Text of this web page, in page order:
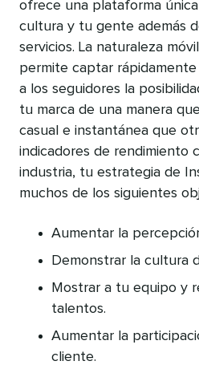
ofrece una plataforma
cultura y tu gente además
servicios. La naturaleza
permite captar
a los seguidores la
tu marca de una manera
casual e instantánea que
indicadores de rendimiento
industria, tu estrategia de
muchos de los siguientes
Aumentar la
Demonstrar la cultura
Mostrar a tu equipo y
talentos.
Aumentar la
cliente.